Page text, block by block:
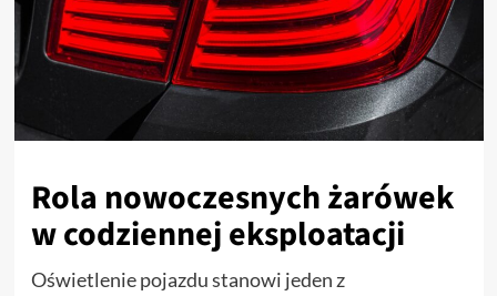
Rola nowoczesnych żarówek
w codziennej eksploatacji
Oświetlenie pojazdu stanowi jeden z